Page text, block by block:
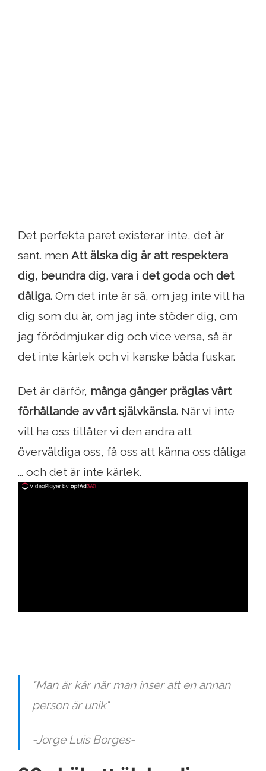
Det perfekta paret existerar inte, det är
sant. men Att älska dig är att respektera
dig, beundra dig, vara i det goda och det
dåliga. Om det inte är så, om jag inte vill ha
dig som du är, om jag inte stöder dig, om
jag förödmjukar dig och vice versa, så är
det inte kärlek och vi kanske båda fuskar.
Det är därför, många gånger präglas vårt
förhållande av vårt självkänsla. När vi inte
vill ha oss tillåter vi den andra att
överväldiga oss, få oss att känna oss dåliga
... och det är inte kärlek.
"Man är kär när man inser att en annan
person är unik"
-Jorge Luis Borges-